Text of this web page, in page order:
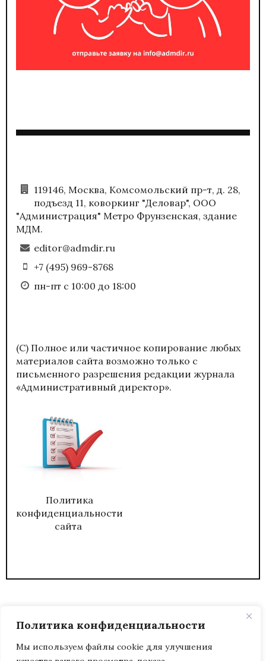
Политика конфиденциальности
Мы используем файлы cookie для улучшения
119146, Москва, Комсомольский пр-т, д. 28,
подъезд 11, коворкинг "Деловар", ООО
"Администрация" Метро Фрунзенская, здание
МДМ.
editor@admdir.ru
+7 (495) 969-8768
пн-пт с 10:00 до 18:00
(С) Полное или частичное копирование любых
материалов сайта возможно только с
письменного разрешения редакции журнала
«Административный директор».
Политика
конфиденциальности
сайта